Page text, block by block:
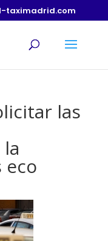
taximadrid.com
las
eco